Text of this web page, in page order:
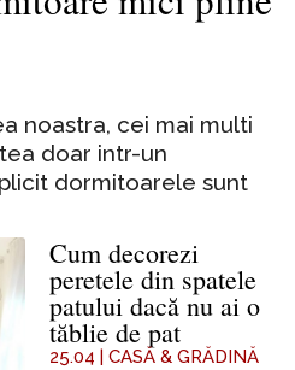
noastra, cei mai multi
doar intr-un
dormitoarele sunt
Cum decorezi
peretele din spatele
patului dacă nu ai o
tăblie de pat
25.04 | CASĂ & GRĂDINĂ